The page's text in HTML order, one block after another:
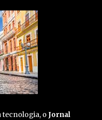
tecnologia, o Jornal